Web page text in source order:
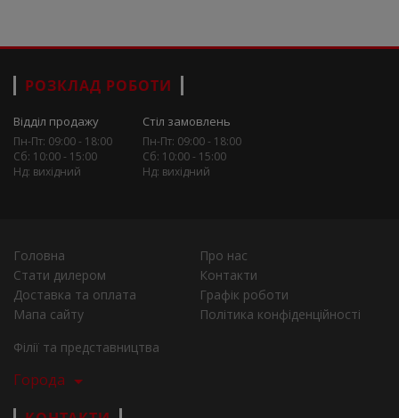
РОЗКЛАД РОБОТИ
Відділ продажу
Пн-Пт: 09:00 - 18:00
Сб: 10:00 - 15:00
Нд: вихідний
Стіл замовлень
Пн-Пт: 09:00 - 18:00
Сб: 10:00 - 15:00
Нд: вихідний
Головна
Про нас
Стати дилером
Контакти
Доставка та оплата
Графік роботи
Мапа сайту
Політика конфіденційності
Філії та представництва
Города